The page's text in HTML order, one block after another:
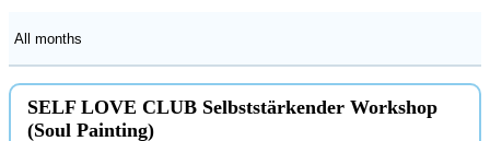
SELF LOVE CLUB Selbststärkender Workshop
(Soul Painting)